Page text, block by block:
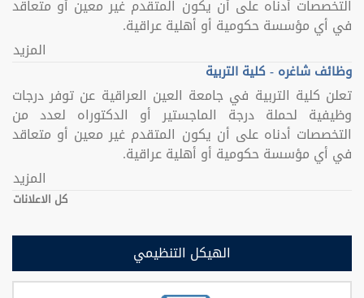
التخصصات أدناه على أن يكون المتقدم غير معين أو متعاقد
في أي مؤسسة حكومية أو أهلية عراقية.
المزيد
وظائف شاغره - كلية التربية
تعلن كلية التربية في جامعة العين العراقية عن توفر درجات
وظيفية لحملة درجة الماجستير أو الدكتوراه لعدد من
التخصصات أدناه على أن يكون المتقدم غير معين أو متعاقد
في أي مؤسسة حكومية أو أهلية عراقية.
المزيد
كل الاعلانات
الهيكل التنظيمي